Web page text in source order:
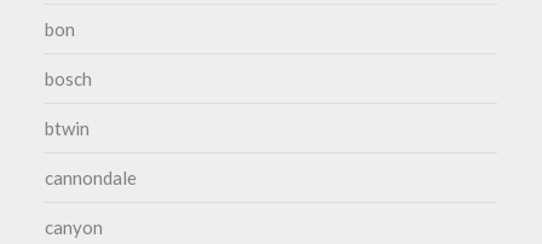
bon
bosch
btwin
cannondale
canyon